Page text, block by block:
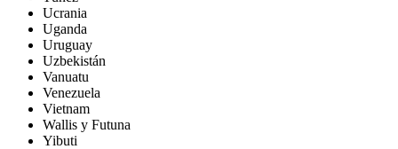
Ucrania
Uganda
Uruguay
Uzbekistán
Vanuatu
Venezuela
Vietnam
Wallis y Futuna
Yibuti